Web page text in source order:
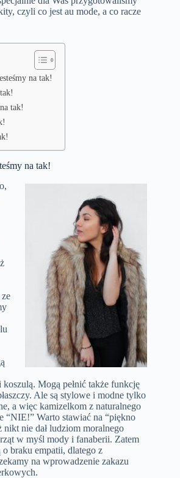
czyli co jest au mode, a co racze
na tak!
tak!
na tak!
Mogą pełnić także funkcję
Ale są stylowe i modne tylko
a więc kamizelkom z naturalnego
“NIE!” Warto stawiać na “piękno
nikt nie dał ludziom moralnego
w myśl mody i fanaberii. Zatem
o braku empatii, dlatego z
na wprowadzenie zakazu